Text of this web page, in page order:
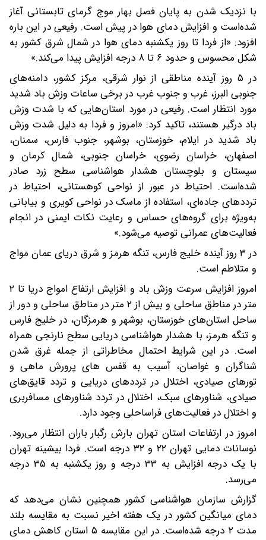
با نزدیک شدن به پایان فصل بهار موج گرمای تابستانی آغاز
شده‌است و افزایش دمای هوا در پیش است. رفیعی در این باره
افزود: «از فردا تا روز یکشنبه دمای هوا در شمال شرق کشور به
شکل محسوس و حدود ۶ تا ۸ درجه افزایش پیدا می‌کند.»
در ۵ روز آینده مناطقی از نوار شرقی، مرکز کشور، دامنه‌های
جنوبی البرز، غرب و جنوب غرب در برخی ساعات وزش باد شدید
مورد انتظار است. رفیعی در مورد استان‌هایی که با شدت وزش
باد درگیر هستند، تاکید کرد: «امروز و فردا به دلیل شدت وزش
باد شدید در ایلام، خوزستان، بوشهر، جنوب فارس، سمنان،
اصفهان، خراسان رضوی، خراسان جنوبی، شمال کرمان و
سیستان و بلوچستان هشدار هواشناسی سطح زرد صادر
شده‌است. احتیاط در عبور از نواحی کوهستانی، احتیاط در
ترددهای جاده‌ای، استفاده از ماسک در نواحی کویری و بیابانی
به‌ویژه برای گروه‌های حساس و رعایت نکات ایمنی در انجام
فعالیت‌های عمرانی توصیه می‌شود.»
در ۳ روز آینده خلیج فارس، تنگه هرمز و شرق دریای عمان مواج
و متلاطم است.
امروز افزایش سرعت وزش باد و افزایش ارتفاع امواج دریا تا ۲
متر در مناطق ساحلی و بیش از ۲ متر در مناطق ساحلی و دور از
ساحل استان‌های خوزستان، بوشهر و هرمزگان، در خلیج فارس
و تنگه هرمز، با هشدار هواشناسی دریایی سطح نارنجی همراه
است. در این شرایط احتمال مخاطراتی از جمله غرق شدن
شناگران و غواصان، آسیب به قفس های پرورش ماهی و
تورهای صیادی، اختلال در ترددهای دریایی و تردد قایق‌های
صیادی، شناورهای سبک، اختلال در تردد شناورهای مسافربری
و اختلال در فعالیت‌های فراساحلی وجود دارد.
امروز در ارتفاعات استان تهران بارش رگبار باران انتظار می‌رود.
نوسانات دمایی تهران ۲۲ و ۳۲ درجه است. فردا بیشینه تهران
با یک درجه افزایش به ۳۳ درجه و روز یکشنبه به ۳۵ درجه
می‌رسد.
گزارش سازمان هواشناسی کشور همچنین نشان می‌دهد که
دمای میانگین کشور در یک هفته اخیر نسبت به مقایسه بلند
مدت ۲ درجه شده‌است. در این مقایسه ۵ استان‌ کاهش دمای